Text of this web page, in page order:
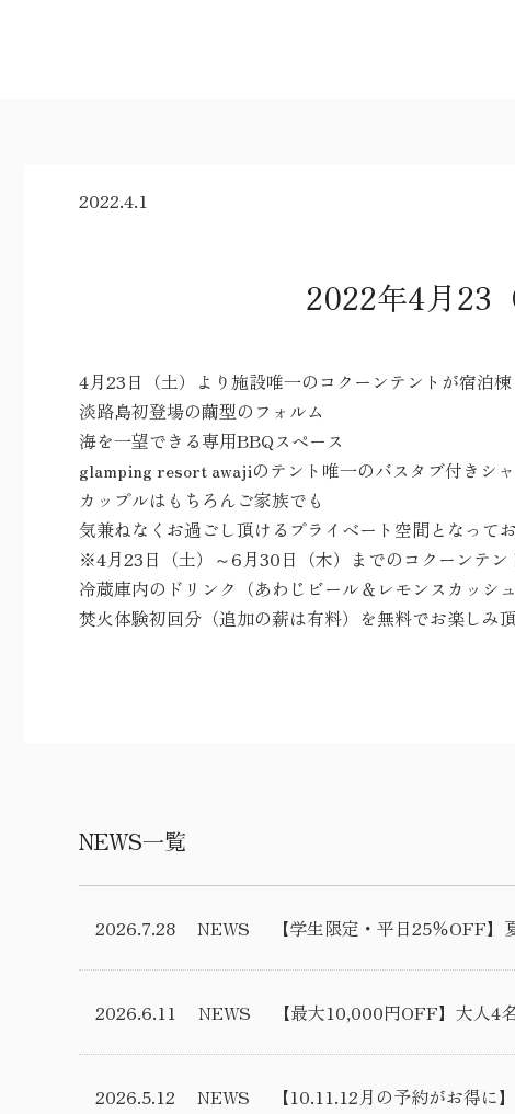
2022.4.1
2022年4月23
4月23日（土）より施設唯一のコクーンテントが宿泊
淡路島初登場の繭型のフォルム
海を一望できる専用BBQスペース
glamping resort awajiのテント唯一のバスタブ付きシ
カップルはもちろんご家族でも
気兼ねなくお過ごし頂けるプライベート空間となって
※4月23日（土）～6月30日（木）までのコクーンテン
冷蔵庫内のドリンク（あわじビール＆レモンスカッシ
焚火体験初回分（追加の薪は有料）を無料でお楽しみ
NEWS一覧
2026.7.28 NEWS 【学生限定・平日25％OFF
2026.6.11 NEWS 【最大10,000円OFF】大人
2026.5.12 NEWS 【10.11.12月の予約がお得に